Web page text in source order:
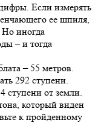
Если измерять
ее шпиля,
Но иногда
– и тогда
– 55 метров.
292 ступени.
ступени от земли.
который виден
к пройденному